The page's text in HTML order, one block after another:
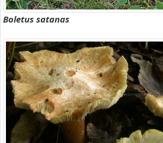
Boletus satanas